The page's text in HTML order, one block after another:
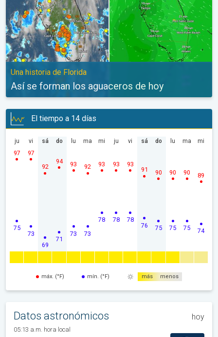
Una historia de Florida
Así se forman los aguaceros de hoy
El tiempo a 14 días
ju
75
97
vi
73
97
sá
69
92
do
71
94
lu
73
93
ma
73
92
mi
78
93
ju
78
93
vi
78
93
sá
76
91
do
75
90
lu
75
90
ma
75
90
mi
74
89
máx. (°F) mín. (°F) más menos
Datos astronómicos hoy
05:13 a.m. hora local